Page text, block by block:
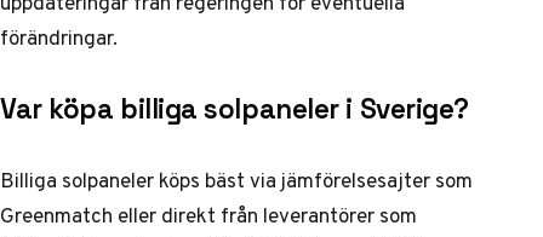
förändringar.
Var köpa billiga solpaneler i Sverige?
Billiga solpaneler köps bäst via jämförelsesajter som
Greenmatch eller direkt från leverantörer som